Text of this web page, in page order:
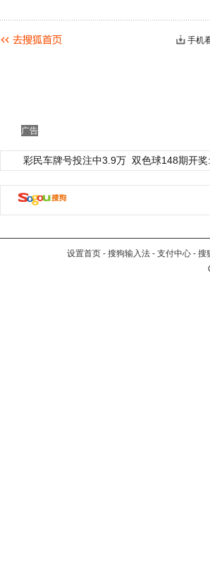
手机
广告
彩民车牌号投注中3.9万 双色球148期开
设置首页 - 搜狗输入法 - 支付中心 - 搜